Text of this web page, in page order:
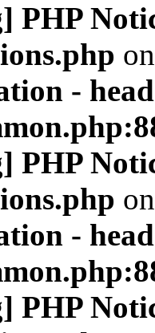
PHP
-
PHP
-
PHP